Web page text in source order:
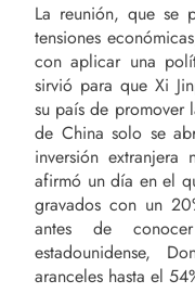
La reunión, que se
tensiones
con aplicar una
sirvió para que Xi
su país de promover
de China solo se
inversión
afirmó un día en el
gravados con un
antes de
estadounidense,
aranceles hasta el